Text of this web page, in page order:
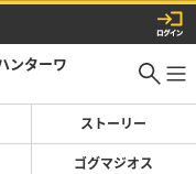
ンターワ
ストーリー
ゴグマジオス